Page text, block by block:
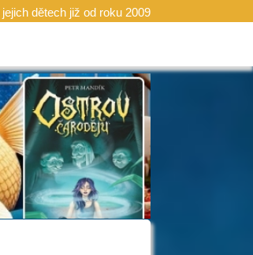
dětech již od roku 2009